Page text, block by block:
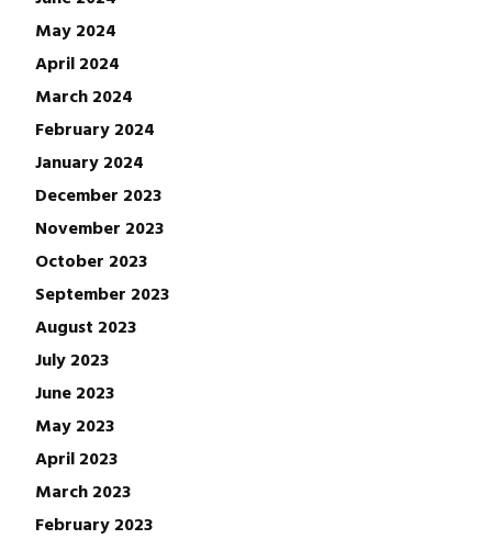
May 2024
April 2024
March 2024
February 2024
January 2024
December 2023
November 2023
October 2023
September 2023
August 2023
July 2023
June 2023
May 2023
April 2023
March 2023
February 2023